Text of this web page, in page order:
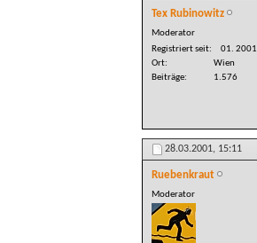
Tex Rubinowitz
Moderator
Registriert seit
01. 2001
Ort
Wien
Beiträge
1.576
28.03.2001, 15:11
Ruebenkraut
Moderator